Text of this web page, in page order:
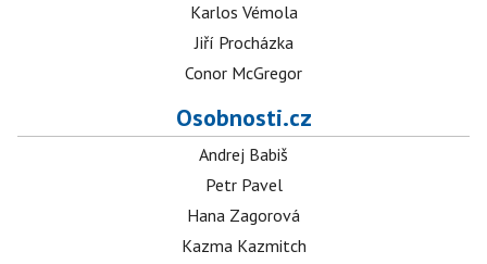
Karlos Vémola
Jiří Procházka
Conor McGregor
Osobnosti.cz
Andrej Babiš
Petr Pavel
Hana Zagorová
Kazma Kazmitch